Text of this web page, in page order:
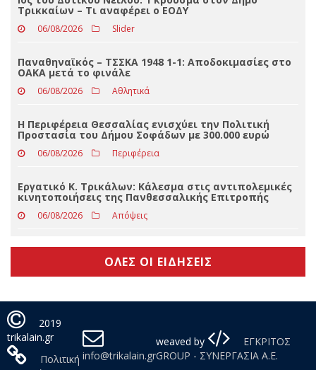
Eφυγε από τη ζωή η Φωτεινή Οικονόμου
06/08/2026 Δελτία Τύπου
Ιός του Δυτικού Νείλου: 1 κρούσμα στον Δήμο
Τρικκαίων – Τι αναφέρει ο ΕΟΔΥ
06/08/2026 Slider
Παναθηναϊκός – ΤΣΣΚΑ 1948 1-1: Αποδοκιμασίες στο
ΟΑΚΑ μετά το φινάλε
06/08/2026 Αθλητικά
Η Περιφέρεια Θεσσαλίας ενισχύει την Πολιτική
Προστασία του Δήμου Σοφάδων με 300.000 ευρώ
06/08/2026 Περιφέρεια
Εργατικό Κ. Τρικάλων: Κάλεσμα στις αντιπολεμικές
κινητοποιήσεις της Πανθεσσαλικής Επιτροπής
06/08/2026 Απόψεις